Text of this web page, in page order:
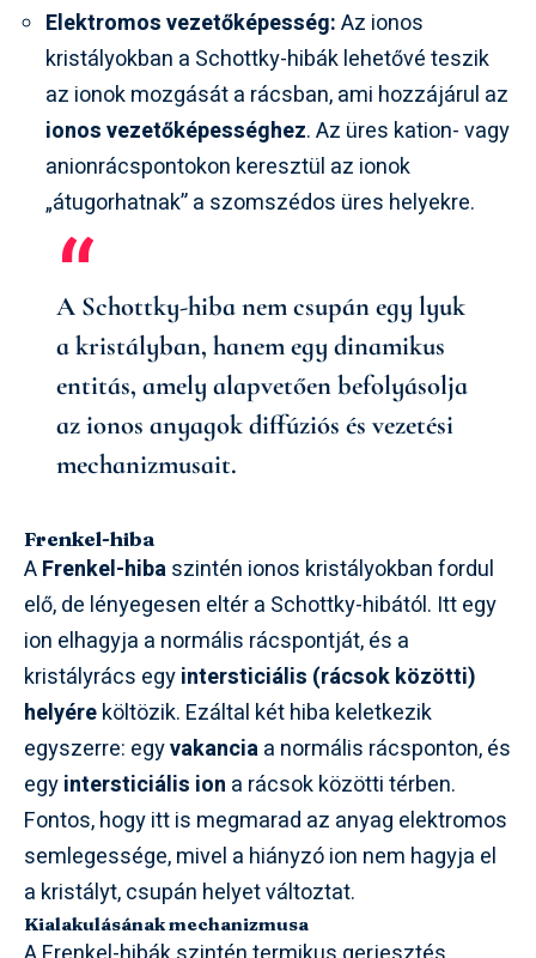
Elektromos vezetőképesség:Az ionos
kristályokban a Schottky-hibák lehetővé teszik
az ionok mozgását a rácsban, ami hozzájárul az
ionos vezetőképességhez. Az üres kation- vagy
anionrácspontokon keresztül az ionok
„átugorhatnak” a szomszédos üres helyekre.
A Schottky-hiba nem csupán egy lyuk
a kristályban, hanem egy dinamikus
entitás, amely alapvetően befolyásolja
az ionos anyagok diffúziós és vezetési
mechanizmusait.
Frenkel-hiba
AFrenkel-hibaszintén ionos kristályokban fordul
elő, de lényegesen eltér a Schottky-hibától. Itt egy
ion elhagyja a normális rácspontját, és a
kristályrács egyintersticiális (rácsok közötti)
helyéreköltözik. Ezáltal két hiba keletkezik
egyszerre: egyvakanciaa normális rácsponton, és
egyintersticiális ion a rácsok közötti térben.
Fontos, hogy itt is megmarad az anyag elektromos
semlegessége, mivel a hiányzó ion nem hagyja el
a kristályt, csupán helyet változtat.
Kialakulásának mechanizmusa